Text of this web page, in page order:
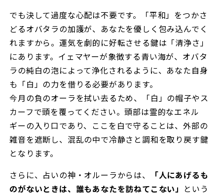
でも決して過度な心配は不要です。「平和」をつかさ
どるオバタラの加護が、あなたを優しく包み込んでく
れますから。運気を劇的に好転させる鍵は「清浄さ」
にあります。イェマヤーが象徴する青い海が、オバタ
ラの純白の泡によって浄化されるように、あなた自身
も「白」の力を借りる必要があります。
今月の負のオーラを拭い去るため、「白」の帽子やス
カーフで頭を覆ってください。頭部は霊的なエネル
ギーの入り口であり、ここを白で守ることは、外部の
雑音を遮断し、混乱の中で冷静さと調和を取り戻す鍵
となります。
さらに、占いの神・オルーラからは、
「人にあげるも
のがないときは、誰もあなたを訪ねてこない」 という